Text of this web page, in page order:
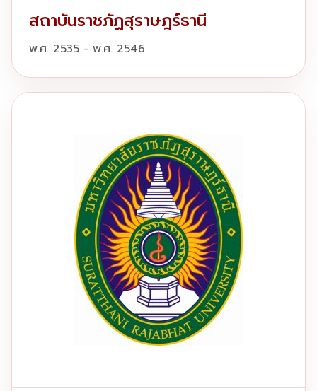
สถาบันราชภัฏสุราษฎร์ธานี
พ.ศ. 2535 - พ.ศ. 2546